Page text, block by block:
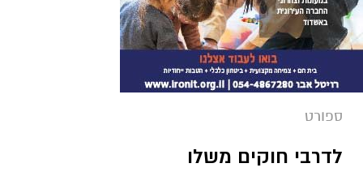
ספורט
לדרבי חוקים משלו